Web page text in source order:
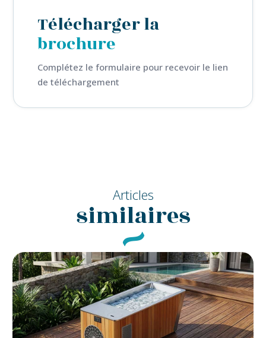
Télécharger la
brochure
Complétez le formulaire pour recevoir le lien
de téléchargement
Articles
similaires